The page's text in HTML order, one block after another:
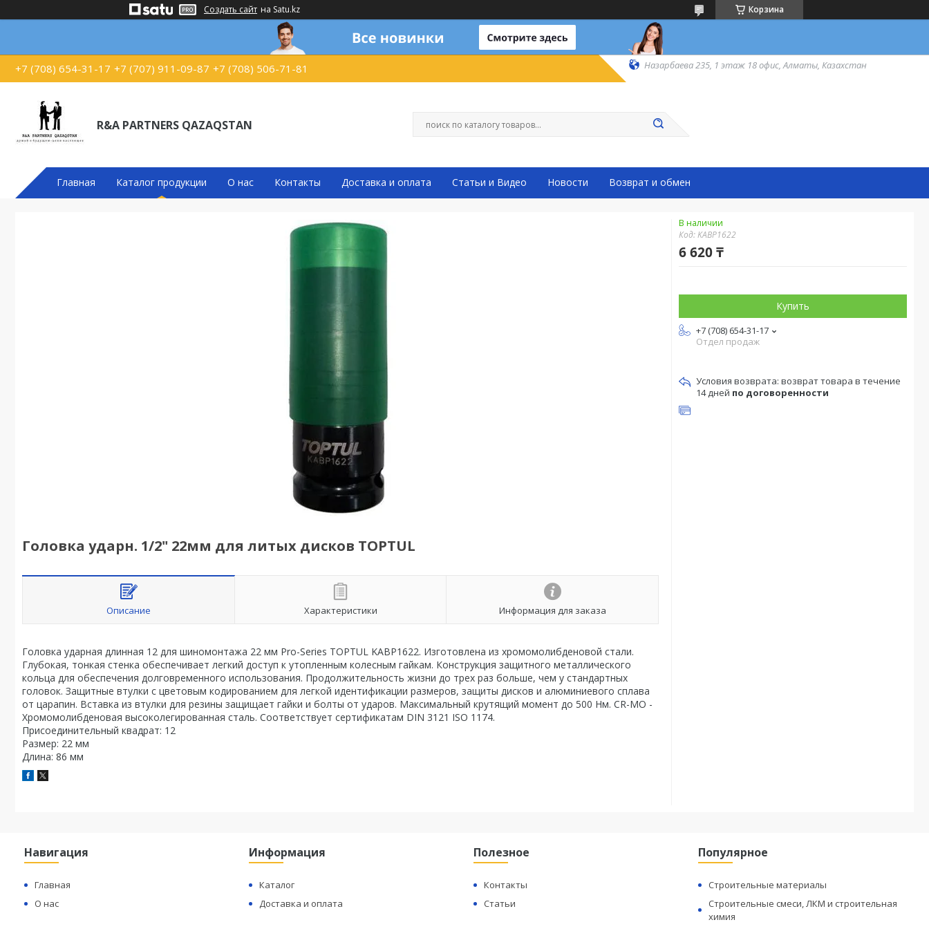
Создать сайт на Satu.kz Корзина
+7 (708) 654-31-17 +7 (707) 911-09-87 +7 (708) 506-71-81 Назарбаева 235, 1 этаж 18 офис, Алматы, Казахстан
R&A PARTNERS QAZAQSTAN
Главная Каталог продукции О нас Контакты Доставка и оплата Статьи и Видео Новости Возврат и обмен
Головка ударн. 1/2" 22мм для литых дисков TOPTUL
Описание Характеристики Информация для заказа
Головка ударная длинная 12 для шиномонтажа 22 мм Pro-Series TOPTUL KABP1622. Изготовлена из хромомолибденовой стали.
Глубокая, тонкая стенка обеспечивает легкий доступ к утопленным колесным гайкам. Конструкция защитного металлического
кольца для обеспечения долговременного использования. Продолжительность жизни до трех раз больше, чем у стандартных
головок. Защитные втулки с цветовым кодированием для легкой идентификации размеров, защиты дисков и алюминиевого сплава
от царапин. Вставка из втулки для резины защищает гайки и болты от ударов. Максимальный крутящий момент до 500 Нм. CR-MO -
Хромомолибденовая высоколегированная сталь. Соответствует сертификатам DIN 3121 ISO 1174.
Присоединительный квадрат: 12
Размер: 22 мм
Длина: 86 мм
В наличии
Код:KABP1622
6 620 ₸
Купить
+7 (708) 654-31-17
Отдел продаж
возврат товара в течение
14 дней по договоренности
Навигация
Главная
О нас
Информация
Каталог
Доставка и оплата
Полезное
Контакты
Статьи
Популярное
Строительные материалы
Строительные смеси, ЛКМ и строительная
химия